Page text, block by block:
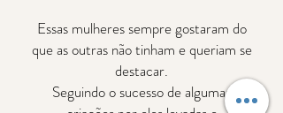
Essas mulheres sempre gostaram do
que as outras não tinham e queriam se
destacar.
Seguindo o sucesso de algumas